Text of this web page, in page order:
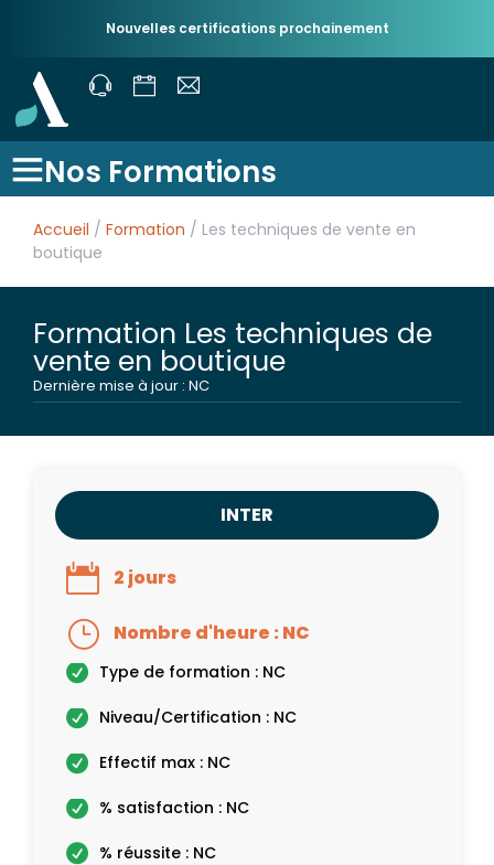
Nouvelles certifications prochainement
Nos Formations
Accueil / Formation / Les techniques de vente en
boutique
Formation Les techniques de
vente en boutique
Dernière mise à jour : NC
INTER
2 jours
Nombre d'heure : NC
Type de formation : NC
Niveau/Certification : NC
Effectif max : NC
% satisfaction : NC
% réussite : NC